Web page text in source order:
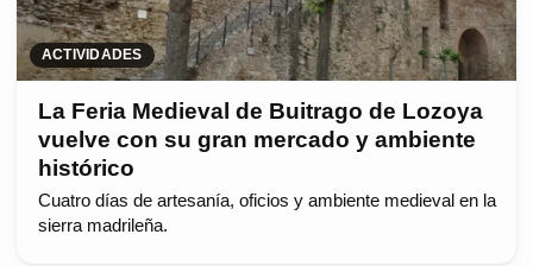
ACTIVIDADES
La Feria Medieval de Buitrago de Lozoya
vuelve con su gran mercado y ambiente
histórico
Cuatro días de artesanía, oficios y ambiente medieval en la
sierra madrileña.